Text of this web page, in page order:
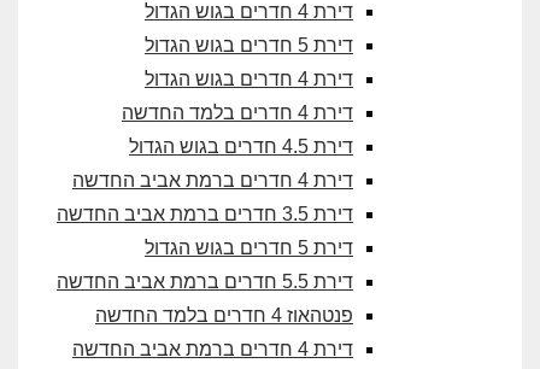
דירת 4 חדרים בגוש הגדול
דירת 5 חדרים בגוש הגדול
דירת 4 חדרים בגוש הגדול
דירת 4 חדרים בלמד החדשה
דירת 4.5 חדרים בגוש הגדול
דירת 4 חדרים ברמת אביב החדשה
דירת 3.5 חדרים ברמת אביב החדשה
דירת 5 חדרים בגוש הגדול
דירת 5.5 חדרים ברמת אביב החדשה
פנטהאוז 4 חדרים בלמד החדשה
דירת 4 חדרים ברמת אביב החדשה